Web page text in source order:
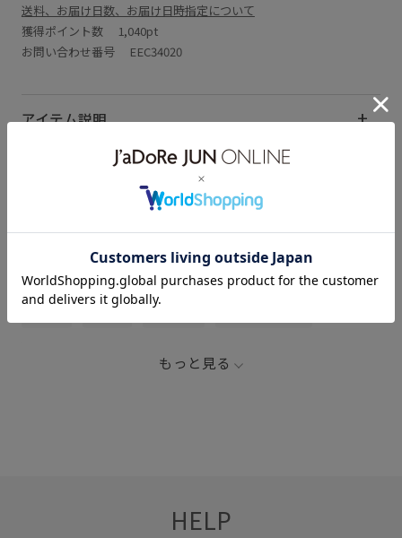
送料、お届け日数、お届け日時指定について
獲得ポイント数
1,040pt
お問い合わせ番号 EEC34020
アイテム説明
サイズ・素材・お手入れ方法
関連タグ
Aライン Aラインスカート ウォッシュ加工 サテン
もっと見る
HELP